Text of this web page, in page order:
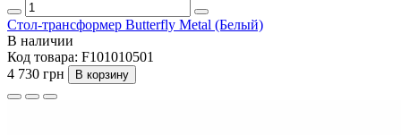
Стол-трансформер Butterfly Metal (Белый)
В наличии
Код товара: F101010501
4 730 грн
В корзину